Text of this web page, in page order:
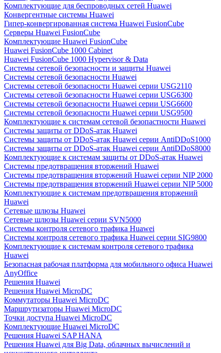
Комплектующие для беспроводных сетей Huawei
Конвергентные системы Huawei
Гипер-конвергированная система Huawei FusionCube
Серверы Huawei FusionCube
Комплектующие Huawei FusionCube
Huawei FusionCube 1000 Cabinet
Huawei FusionCube 1000 Hypervisor & Data
Системы сетевой безопасности и защиты Huawei
Системы сетевой безопасности Huawei
Системы сетевой безопасности Huawei серии USG2110
Системы сетевой безопасности Huawei серии USG6300
Системы сетевой безопасности Huawei серии USG6600
Системы сетевой безопасности Huawei серии USG9500
Комплектующие к системам сетевой безопастности Huawei
Системы защиты от DDoS-атак Huawei
Системы защиты от DDoS-атак Huawei серии AntiDDoS1000
Системы защиты от DDoS-атак Huawei серии AntiDDoS8000
Комплектующие к системам защиты от DDoS-атак Huawei
Системы предотвращения вторжений Huawei
Системы предотвращения вторжений Huawei серии NIP 2000
Системы предотвращения вторжений Huawei серии NIP 5000
Комплектующие к системам предотвращения вторжений
Huawei
Сетевые шлюзы Huawei
Сетевые шлюзы Huawei серии SVN5000
Системы контроля сетевого трафика Huawei
Системы контроля сетевого трафика Huawei серии SIG9800
Комплектующие к системам контроля сетевого трафика
Huawei
Безопасная рабочая платформа для мобильного офиса Huawei
AnyOffice
Решения Huawei
Решения Huawei MicroDC
Коммутаторы Huawei MicroDC
Маршрутизаторы Huawei MicroDC
Точки доступа Huawei MicroDC
Комплектующие Huawei MicroDC
Решения Huawei SAP HANA
Решения Huawei для Big Data, облачных вычислений и